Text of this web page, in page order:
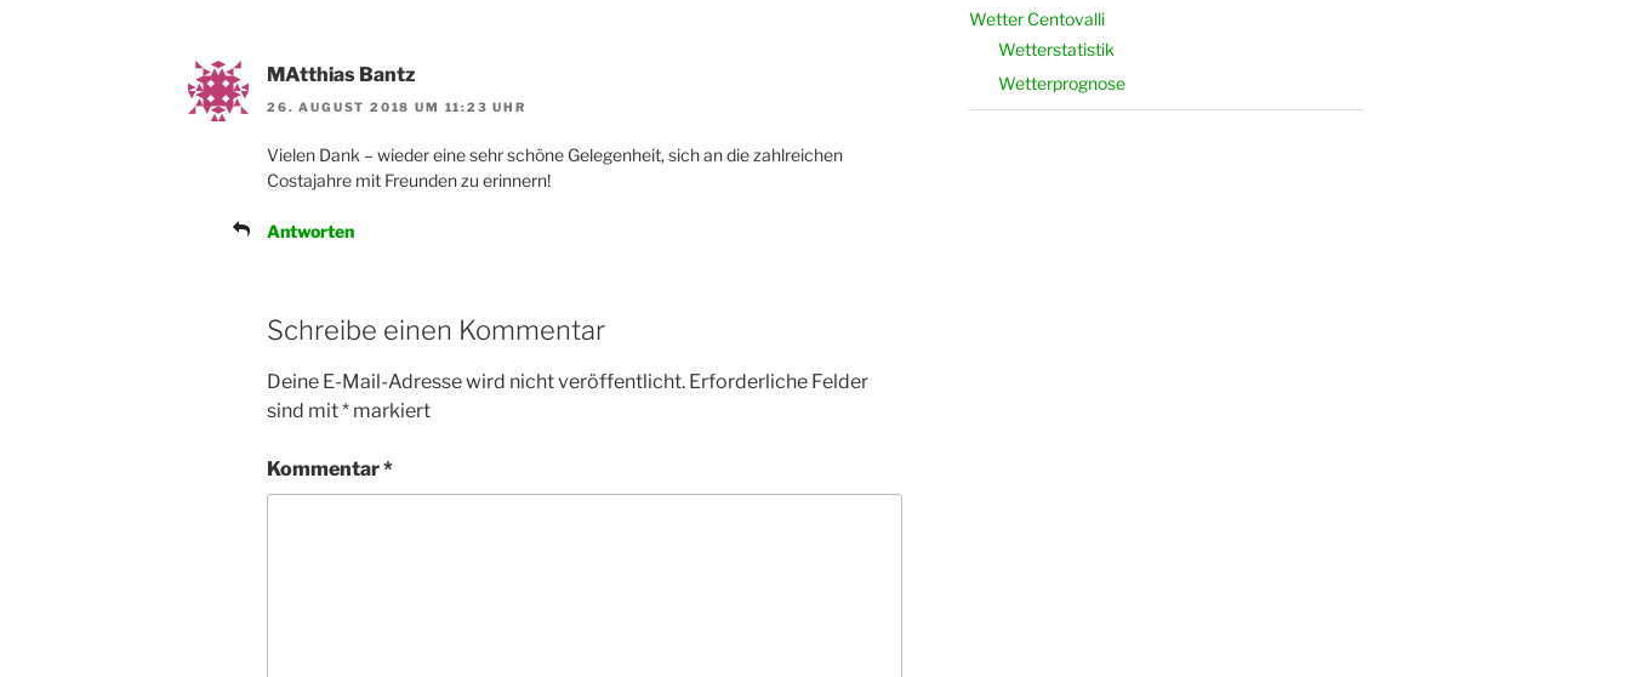
MAtthias Bantz
26. AUGUST 2018 UM 11:23 UHR
Vielen Dank – wieder eine sehr schöne Gelegenheit, sich an die zahlreichen
Costajahre mit Freunden zu erinnern!
Antworten
Schreibe einen Kommentar
Deine E-Mail-Adresse wird nicht veröffentlicht. Erforderliche Felder
sind mit* markiert
Kommentar*
Wetter Centovalli
Wetterstatistik
Wetterprognose